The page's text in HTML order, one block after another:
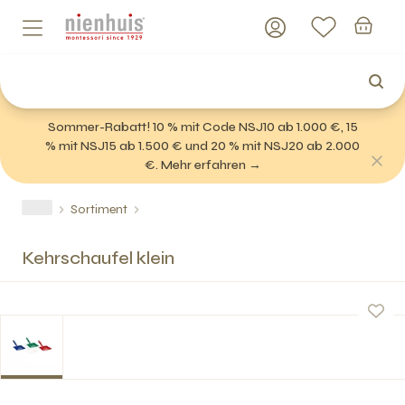
Sommer-Rabatt! 10 % mit Code NSJ10 ab 1.000 €, 15
% mit NSJ15 ab 1.500 € und 20 % mit NSJ20 ab 2.000
€. Mehr erfahren →
Sortiment
Kehrschaufel klein